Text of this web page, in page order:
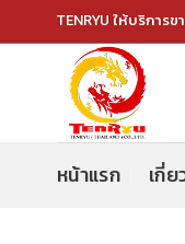
to
TENRYU ให้บริการ
หน้าแรก เกี่ย